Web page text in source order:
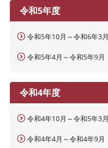
令和5年度
令和5年10月～令和6年3月
令和5年4月～令和5年9月
令和4年度
令和4年10月～令和5年3月
令和4年4月～令和4年9月